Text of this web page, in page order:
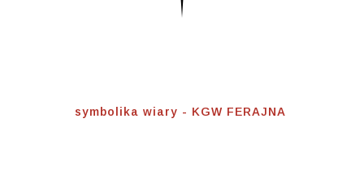
symbolika wiary - KGW FERAJNA